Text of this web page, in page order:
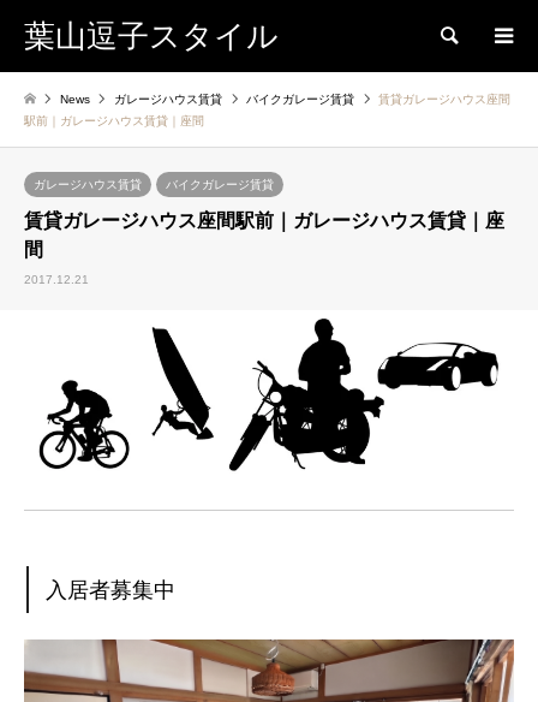
葉山逗子スタイル 検索
News ガレージハウス賃貸 バイクガレージ賃貸
賃貸ガレージハウス座間
駅前｜ガレージハウス賃貸｜座間
ガレージハウス賃貸 バイクガレージ賃貸
賃貸ガレージハウス座間駅前｜ガレージハウス賃貸｜座
間
2017.12.21
入居者募集中